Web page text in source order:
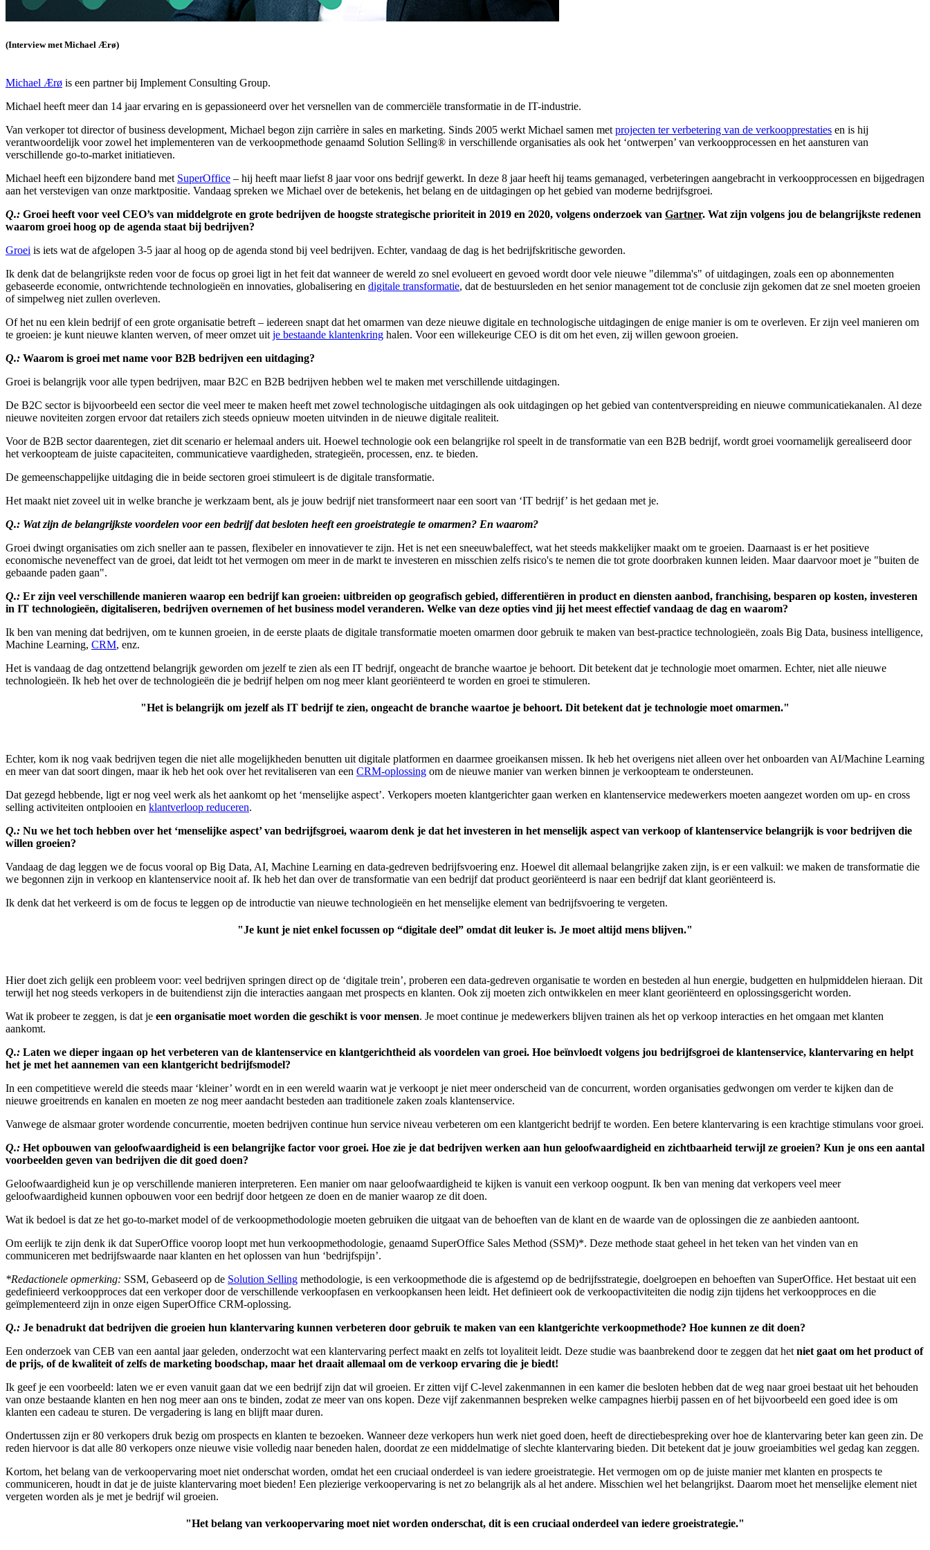
(Interview met Michael Ærø)
Michael Ærø is een partner bij Implement Consulting Group.
Michael heeft meer dan 14 jaar ervaring en is gepassioneerd over het versnellen van de commerciële transformatie in de IT-industrie.
Van verkoper tot director of business development, Michael begon zijn carrière in sales en marketing. Sinds 2005 werkt Michael samen met projecten ter verbetering van de verkoopprestaties en is hij
verantwoordelijk voor zowel het implementeren van de verkoopmethode genaamd Solution Selling® in verschillende organisaties als ook het ‘ontwerpen’ van verkoopprocessen en het aansturen van
verschillende go-to-market initiatieven.
Michael heeft een bijzondere band met SuperOffice – hij heeft maar liefst 8 jaar voor ons bedrijf gewerkt. In deze 8 jaar heeft hij teams gemanaged, verbeteringen aangebracht in verkoopprocessen en bijgedragen
aan het verstevigen van onze marktpositie. Vandaag spreken we Michael over de betekenis, het belang en de uitdagingen op het gebied van moderne bedrijfsgroei.
Q.: Groei heeft voor veel CEO’s van middelgrote en grote bedrijven de hoogste strategische prioriteit in 2019 en 2020, volgens onderzoek van Gartner. Wat zijn volgens jou de belangrijkste redenen
waarom groei hoog op de agenda staat bij bedrijven?
Groei is iets wat de afgelopen 3-5 jaar al hoog op de agenda stond bij veel bedrijven. Echter, vandaag de dag is het bedrijfskritische geworden.
Ik denk dat de belangrijkste reden voor de focus op groei ligt in het feit dat wanneer de wereld zo snel evolueert en gevoed wordt door vele nieuwe "dilemma's" of uitdagingen, zoals een op abonnementen
gebaseerde economie, ontwrichtende technologieën en innovaties, globalisering en digitale transformatie, dat de bestuursleden en het senior management tot de conclusie zijn gekomen dat ze snel moeten groeien
of simpelweg niet zullen overleven.
Of het nu een klein bedrijf of een grote organisatie betreft – iedereen snapt dat het omarmen van deze nieuwe digitale en technologische uitdagingen de enige manier is om te overleven. Er zijn veel manieren om
te groeien: je kunt nieuwe klanten werven, of meer omzet uit je bestaande klantenkring halen. Voor een willekeurige CEO is dit om het even, zij willen gewoon groeien.
Q.: Waarom is groei met name voor B2B bedrijven een uitdaging?
Groei is belangrijk voor alle typen bedrijven, maar B2C en B2B bedrijven hebben wel te maken met verschillende uitdagingen.
De B2C sector is bijvoorbeeld een sector die veel meer te maken heeft met zowel technologische uitdagingen als ook uitdagingen op het gebied van contentverspreiding en nieuwe communicatiekanalen. Al deze
nieuwe noviteiten zorgen ervoor dat retailers zich steeds opnieuw moeten uitvinden in de nieuwe digitale realiteit.
Voor de B2B sector daarentegen, ziet dit scenario er helemaal anders uit. Hoewel technologie ook een belangrijke rol speelt in de transformatie van een B2B bedrijf, wordt groei voornamelijk gerealiseerd door
het verkoopteam de juiste capaciteiten, communicatieve vaardigheden, strategieën, processen, enz. te bieden.
De gemeenschappelijke uitdaging die in beide sectoren groei stimuleert is de digitale transformatie.
Het maakt niet zoveel uit in welke branche je werkzaam bent, als je jouw bedrijf niet transformeert naar een soort van ‘IT bedrijf’ is het gedaan met je.
Q.: Wat zijn de belangrijkste voordelen voor een bedrijf dat besloten heeft een groeistrategie te omarmen? En waarom?
Groei dwingt organisaties om zich sneller aan te passen, flexibeler en innovatiever te zijn. Het is net een sneeuwbaleffect, wat het steeds makkelijker maakt om te groeien. Daarnaast is er het positieve
economische neveneffect van de groei, dat leidt tot het vermogen om meer in de markt te investeren en misschien zelfs risico's te nemen die tot grote doorbraken kunnen leiden. Maar daarvoor moet je "buiten de
gebaande paden gaan".
Q.: Er zijn veel verschillende manieren waarop een bedrijf kan groeien: uitbreiden op geografisch gebied, differentiëren in product en diensten aanbod, franchising, besparen op kosten, investeren
in IT technologieën, digitaliseren, bedrijven overnemen of het business model veranderen. Welke van deze opties vind jij het meest effectief vandaag de dag en waarom?
Ik ben van mening dat bedrijven, om te kunnen groeien, in de eerste plaats de digitale transformatie moeten omarmen door gebruik te maken van best-practice technologieën, zoals Big Data, business intelligence,
Machine Learning, CRM, enz.
Het is vandaag de dag ontzettend belangrijk geworden om jezelf te zien als een IT bedrijf, ongeacht de branche waartoe je behoort. Dit betekent dat je technologie moet omarmen. Echter, niet alle nieuwe
technologieën. Ik heb het over de technologieën die je bedrijf helpen om nog meer klant georiënteerd te worden en groei te stimuleren.
"Het is belangrijk om jezelf als IT bedrijf te zien, ongeacht de branche waartoe je behoort. Dit betekent dat je technologie moet omarmen."
Echter, kom ik nog vaak bedrijven tegen die niet alle mogelijkheden benutten uit digitale platformen en daarmee groeikansen missen. Ik heb het overigens niet alleen over het onboarden van AI/Machine Learning
en meer van dat soort dingen, maar ik heb het ook over het revitaliseren van een CRM-oplossing om de nieuwe manier van werken binnen je verkoopteam te ondersteunen.
Dat gezegd hebbende, ligt er nog veel werk als het aankomt op het ‘menselijke aspect’. Verkopers moeten klantgerichter gaan werken en klantenservice medewerkers moeten aangezet worden om up- en cross
selling activiteiten ontplooien en klantverloop reduceren.
Q.: Nu we het toch hebben over het ‘menselijke aspect’ van bedrijfsgroei, waarom denk je dat het investeren in het menselijk aspect van verkoop of klantenservice belangrijk is voor bedrijven die
willen groeien?
Vandaag de dag leggen we de focus vooral op Big Data, AI, Machine Learning en data-gedreven bedrijfsvoering enz. Hoewel dit allemaal belangrijke zaken zijn, is er een valkuil: we maken de transformatie die
we begonnen zijn in verkoop en klantenservice nooit af. Ik heb het dan over de transformatie van een bedrijf dat product georiënteerd is naar een bedrijf dat klant georiënteerd is.
Ik denk dat het verkeerd is om de focus te leggen op de introductie van nieuwe technologieën en het menselijke element van bedrijfsvoering te vergeten.
"Je kunt je niet enkel focussen op “digitale deel” omdat dit leuker is. Je moet altijd mens blijven."
Hier doet zich gelijk een probleem voor: veel bedrijven springen direct op de ‘digitale trein’, proberen een data-gedreven organisatie te worden en besteden al hun energie, budgetten en hulpmiddelen hieraan. Dit
terwijl het nog steeds verkopers in de buitendienst zijn die interacties aangaan met prospects en klanten. Ook zij moeten zich ontwikkelen en meer klant georiënteerd en oplossingsgericht worden.
Wat ik probeer te zeggen, is dat je een organisatie moet worden die geschikt is voor mensen. Je moet continue je medewerkers blijven trainen als het op verkoop interacties en het omgaan met klanten
aankomt.
Q.: Laten we dieper ingaan op het verbeteren van de klantenservice en klantgerichtheid als voordelen van groei. Hoe beïnvloedt volgens jou bedrijfsgroei de klantenservice, klantervaring en helpt
het je met het aannemen van een klantgericht bedrijfsmodel?
In een competitieve wereld die steeds maar ‘kleiner’ wordt en in een wereld waarin wat je verkoopt je niet meer onderscheid van de concurrent, worden organisaties gedwongen om verder te kijken dan de
nieuwe groeitrends en kanalen en moeten ze nog meer aandacht besteden aan traditionele zaken zoals klantenservice.
Vanwege de alsmaar groter wordende concurrentie, moeten bedrijven continue hun service niveau verbeteren om een klantgericht bedrijf te worden. Een betere klantervaring is een krachtige stimulans voor groei.
Q.: Het opbouwen van geloofwaardigheid is een belangrijke factor voor groei. Hoe zie je dat bedrijven werken aan hun geloofwaardigheid en zichtbaarheid terwijl ze groeien? Kun je ons een aantal
voorbeelden geven van bedrijven die dit goed doen?
Geloofwaardigheid kun je op verschillende manieren interpreteren. Een manier om naar geloofwaardigheid te kijken is vanuit een verkoop oogpunt. Ik ben van mening dat verkopers veel meer
geloofwaardigheid kunnen opbouwen voor een bedrijf door hetgeen ze doen en de manier waarop ze dit doen.
Wat ik bedoel is dat ze het go-to-market model of de verkoopmethodologie moeten gebruiken die uitgaat van de behoeften van de klant en de waarde van de oplossingen die ze aanbieden aantoont.
Om eerlijk te zijn denk ik dat SuperOffice voorop loopt met hun verkoopmethodologie, genaamd SuperOffice Sales Method (SSM)*. Deze methode staat geheel in het teken van het vinden van en
communiceren met bedrijfswaarde naar klanten en het oplossen van hun ‘bedrijfspijn’.
*Redactionele opmerking: SSM, Gebaseerd op de Solution Selling methodologie, is een verkoopmethode die is afgestemd op de bedrijfsstrategie, doelgroepen en behoeften van SuperOffice. Het bestaat uit een
gedefinieerd verkoopproces dat een verkoper door de verschillende verkoopfasen en verkoopkansen heen leidt. Het definieert ook de verkoopactiviteiten die nodig zijn tijdens het verkoopproces en die
geïmplementeerd zijn in onze eigen SuperOffice CRM-oplossing.
Q.: Je benadrukt dat bedrijven die groeien hun klantervaring kunnen verbeteren door gebruik te maken van een klantgerichte verkoopmethode? Hoe kunnen ze dit doen?
Een onderzoek van CEB van een aantal jaar geleden, onderzocht wat een klantervaring perfect maakt en zelfs tot loyaliteit leidt. Deze studie was baanbrekend door te zeggen dat het niet gaat om het product of
de prijs, of de kwaliteit of zelfs de marketing boodschap, maar het draait allemaal om de verkoop ervaring die je biedt!
Ik geef je een voorbeeld: laten we er even vanuit gaan dat we een bedrijf zijn dat wil groeien. Er zitten vijf C-level zakenmannen in een kamer die besloten hebben dat de weg naar groei bestaat uit het behouden
van onze bestaande klanten en hen nog meer aan ons te binden, zodat ze meer van ons kopen. Deze vijf zakenmannen bespreken welke campagnes hierbij passen en of het bijvoorbeeld een goed idee is om
klanten een cadeau te sturen. De vergadering is lang en blijft maar duren.
Ondertussen zijn er 80 verkopers druk bezig om prospects en klanten te bezoeken. Wanneer deze verkopers hun werk niet goed doen, heeft de directiebespreking over hoe de klantervaring beter kan geen zin. De
reden hiervoor is dat alle 80 verkopers onze nieuwe visie volledig naar beneden halen, doordat ze een middelmatige of slechte klantervaring bieden. Dit betekent dat je jouw groeiambities wel gedag kan zeggen.
Kortom, het belang van de verkoopervaring moet niet onderschat worden, omdat het een cruciaal onderdeel is van iedere groeistrategie. Het vermogen om op de juiste manier met klanten en prospects te
communiceren, houdt in dat je de juiste klantervaring moet bieden! Een plezierige verkoopervaring is net zo belangrijk als al het andere. Misschien wel het belangrijkst. Daarom moet het menselijke element niet
vergeten worden als je met je bedrijf wil groeien.
"Het belang van verkoopervaring moet niet worden onderschat, dit is een cruciaal onderdeel van iedere groeistrategie."